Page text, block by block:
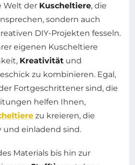
Welt der Kuscheltiere, die
sondern auch
DIY-Projekten fesseln.
eigenen Kuscheltiere
Kreativität und
zu kombinieren. Egal,
Fortgeschrittener sind, die
helfen Ihnen,
zu kreieren, die
und einladend sind.
Materials bis hin zur